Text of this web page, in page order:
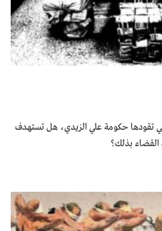
تقودها حكومة علي الزيدي، هل تستهدف
القضاء بذلك؟